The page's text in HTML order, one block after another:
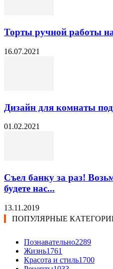
Торты ручной работы
16.07.2021
Дизайн для комнаты
01.02.2021
Съел банку за раз!
будете нас...
13.11.2019
ПОПУЛЯРНЫЕ
Познавательно2289
Жизнь1761
Красота и стиль1700